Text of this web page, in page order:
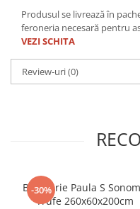
Produsul se livrează în
feroneria necesară pentru
VEZI SCHITA
Review-uri(0)
-30%
Bucatarie Paula S
Trufe 260x60x200cm